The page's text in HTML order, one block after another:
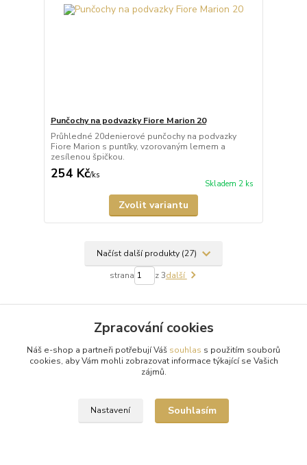
Punčochy na podvazky Fiore Marion 20
Průhledné 20denierové punčochy na podvazky
Fiore Marion s puntíky, vzorovaným lemem a
zesílenou špičkou.
254 Kč/ks
Skladem 2 ks
Zvolit variantu
Načíst další produkty (27)
strana z 3další
Nakupte své oblíbené kousky a poštovné zaplatíme za vás.
Zpracování cookies
Náš e-shop a partneři potřebují Váš souhlas s použitím souborů
cookies, aby Vám mohli zobrazovat informace týkající se Vašich
zájmů.
Nastavení Souhlasím